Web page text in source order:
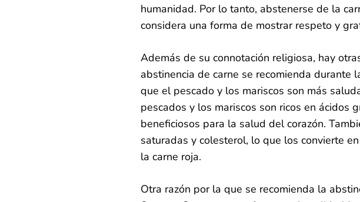
humanidad. Por lo tanto, abstenerse de la
considera una forma de mostrar respeto y
Además de su connotación religiosa, hay
abstinencia de carne se recomienda durante
que el pescado y los mariscos son más
pescados y los mariscos son ricos en ácidos
beneficiosos para la salud del corazón.
saturadas y colesterol, lo que los convierte
la carne roja.
Otra razón por la que se recomienda la